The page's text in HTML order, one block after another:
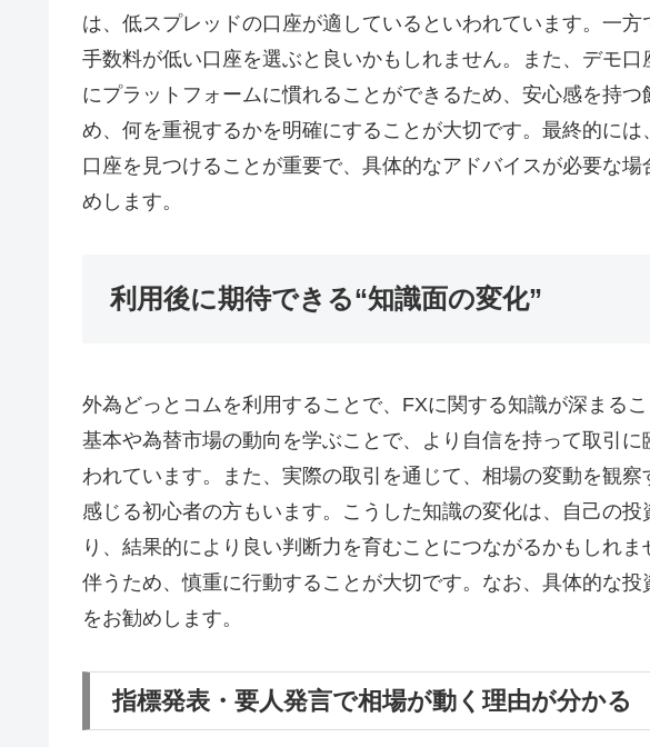
は、低スプレッドの口座が適しているといわれています。一方
手数料が低い口座を選ぶと良いかもしれません。また、デモ
にプラットフォームに慣れることができるため、安心感を持
め、何を重視するかを明確にすることが大切です。最終的に
口座を見つけることが重要で、具体的なアドバイスが必要な
めします。
利用後に期待できる“知識面の変化”
外為どっとコムを利用することで、FXに関する知識が深まる
基本や為替市場の動向を学ぶことで、より自信を持って取引
われています。また、実際の取引を通じて、相場の変動を観
感じる初心者の方もいます。こうした知識の変化は、自己の
り、結果的により良い判断力を育むことにつながるかもしれ
伴うため、慎重に行動することが大切です。なお、具体的な
をお勧めします。
指標発表・要人発言で相場が動く理由が分かる